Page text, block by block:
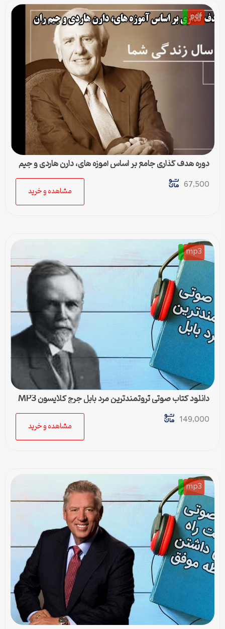
pdf
دوره هدف گذاری جامع بر اساس آموزه های، دارن هاردی و جیم
ران
67,500
مشاهده و خرید
mp3
دانلود کتاب صوتی ثروتمندترین مرد بابل جرج کلایسون MP3
149,000
مشاهده و خرید
mp3